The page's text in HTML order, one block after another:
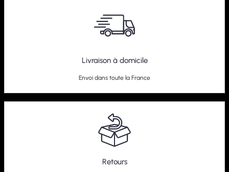
Livraison à domicile
Envoi dans toute la France
Retours